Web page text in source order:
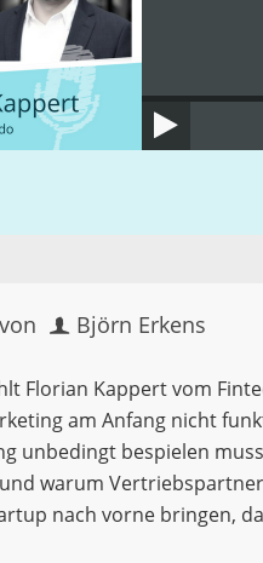
von Björn Erkens
Florian Kappert vom
am Anfang nicht
unbedingt bespielen
warum
nach vorne bringen,